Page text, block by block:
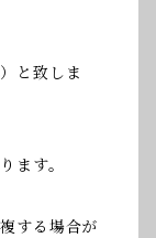
と致しま
ます。
する場合が